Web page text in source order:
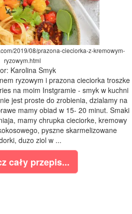
2019/08/prazona-cieciorka-z-kremowym-
ryzowym.html
Karolina Smyk
ryzowym i prazona cieciorka troszke
na moim Instgramie - smyk w kuchni
jest proste do zrobienia, dzialamy na
mamy obiad w 15- 20 minut. Smaki
mamy chrupka cieciorke, kremowy
pyszne skarmelizowane
duzo ziol w ...
cały przepis...